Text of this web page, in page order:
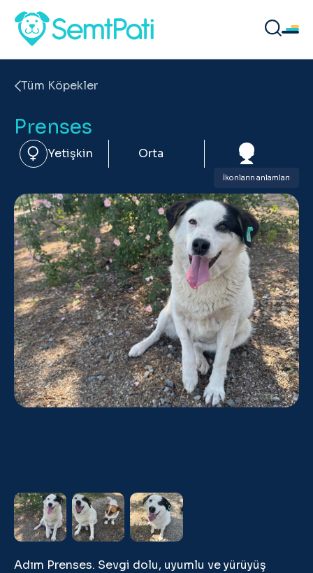
Tüm Köpekler
Prenses
Yetişkin Orta
İkonların anlamları
Adım Prenses. Sevgi dolu, uyumlu ve yürüyüş